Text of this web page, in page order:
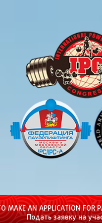
MAKE AN APPLICATION FOR
Подать заявку на